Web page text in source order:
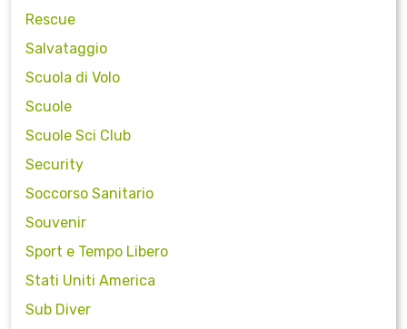
Rescue
Salvataggio
Scuola di Volo
Scuole
Scuole Sci Club
Security
Soccorso Sanitario
Souvenir
Sport e Tempo Libero
Stati Uniti America
Sub Diver